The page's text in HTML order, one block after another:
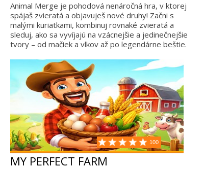
Animal Merge je pohodová nenáročná hra, v ktorej
spájaš zvieratá a objavuješ nové druhy! Začni s
malými kuriatkami, kombinuj rovnaké zvieratá a
sleduj, ako sa vyvíjajú na vzácnejšie a jedinečnejšie
tvory – od mačiek a vlkov až po legendárne beštie.
100
MY PERFECT FARM